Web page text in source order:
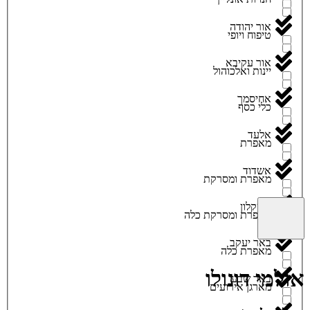
טיפוח ויופי
יינות ואלכוהול
כלי כסף
מאפרת
מאפרת ומסרקת
מאפרת ומסרקת כלה
מאפרת כלה
מארגן אירועים
אור יהודה
אור עקיבא
אחיסמך
אלעד
אשדוד
אשקלון
באר יעקב
באר שבע
אולמי דונולו